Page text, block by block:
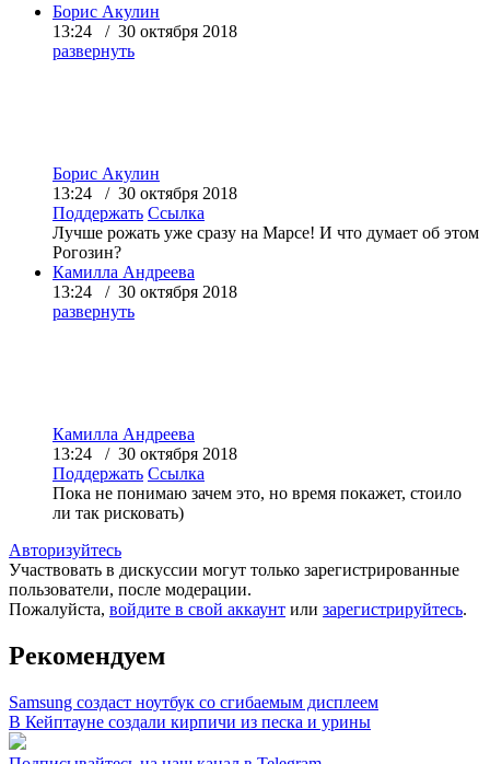
Борис Акулин
13:24 / 30 октября 2018
развернуть
Борис Акулин
13:24 / 30 октября 2018
Поддержать Ссылка
Лучше рожать уже сразу на Марсе! И что думает об этом
Рогозин?
Камилла Андреева
13:24 / 30 октября 2018
развернуть
Камилла Андреева
13:24 / 30 октября 2018
Поддержать Ссылка
Пока не понимаю зачем это, но время покажет, стоило
ли так рисковать)
Авторизуйтесь
Участвовать в дискуссии могут только зарегистрированные
пользователи, после модерации.
Пожалуйста, войдите в свой аккаунт или зарегистрируйтесь.
Рекомендуем
Samsung создаст ноутбук со сгибаемым дисплеем
В Кейптауне создали кирпичи из песка и урины